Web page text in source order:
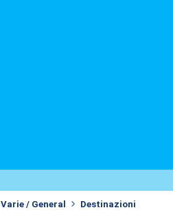
Varie / General
Destinazioni